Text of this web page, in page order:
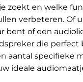
zoekt en welke
verbeteren. Of
bent of een
die perfect
aantal specifieke
ideale